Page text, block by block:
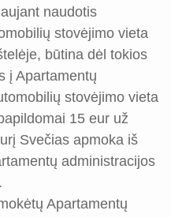
naudotis
stovėjimo vieta
būtina dėl tokios
į Apartamentų
stovėjimo vieta
15 eur už
Svečias apmoka iš
administracijos
Apartamentų